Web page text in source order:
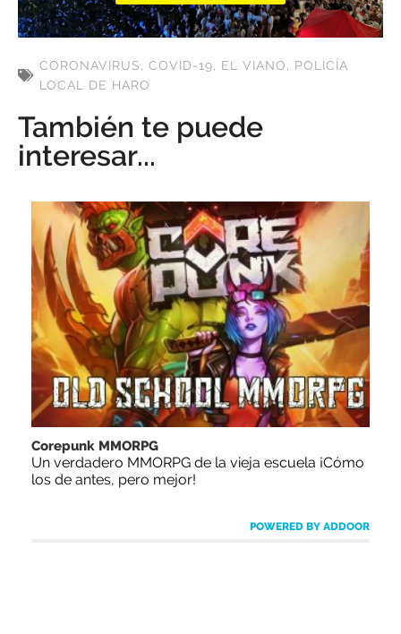
CORONAVIRUS, COVID-19, EL VIANO, POLICÍA
LOCAL DE HARO
También te puede
interesar...
Corepunk MMORPG
Un verdadero MMORPG de la vieja escuela ¡Cómo
los de antes, pero mejor!
POWERED BY ADDOOR